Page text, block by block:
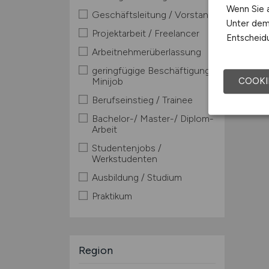
Geschäftsleitung / Vorstand
Projektarbeit / Freelancer
Arbeitnehmerüberlassung
geringfügige Beschäftigung /
Minijob
Berufseinstieg / Trainee
Bachelor-/ Master-/ Diplom-
Arbeit
Studentenjobs /
Werkstudenten
Ausbildung / Studium
Praktikum
Region
Wenn Sie
Unter